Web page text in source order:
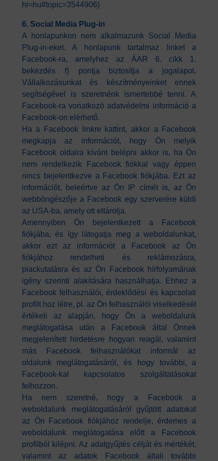
hl=hu#topic=3544906)
6. Social Media Plug-in
A honlapunkon nem alkalmazunk Social Media
Plug-in-eket. A honlapunk tartalmaz linket a
Facebook-ra, amelyhez az ÁAR 6. cikk 1.
bekezdés f) pontja biztosítja a jogalapot.
Vállalkozásunkat és készítményeinket ennek
segítségével is szeretnénk ismertebbé tenni. A
Facebook-ra vonatkozó adatvédelmi információ a
Facebook-on elérhető.
Ha a Facebook linkre kattint, akkor a Facebook
megkapja az információt, hogy Ön melyik
Facebook oldalra kívánt belépni akkor is, ha Ön
nem rendelkezik Facebook fiókkal vagy éppen
nincs bejelentkezve a Facebook fiókjába. Ezt az
információt, beleértve az Ön IP címét is, az Ön
webböngészője a Facebook egy szerverére küldi
az USA-ba, amely ott eltárolja.
Amennyiben Ön bejelentkezett a Facebook
fiókjába, és így látogatja meg a weboldalunkat,
akkor ezt az információt a Facebook az Ön
fiókjához rendelheti és reklámozásra,
piackutatásra és az Ön Facebook hírfolyamának
igény szerinti alakítására használhatja. Ehhez a
Facebook felhasználói, érdeklődési és kapcsolati
profilt hoz létre, pl. az Ön felhasználói viselkedését
értékeli az alapján, hogy Ön a weboldalunk
meglátogatása után a Facebook által Önnek
megjelenített hirdetésre hogyan reagál, valamint
más Facebook felhasználókat informál az
oldalunk meglátogatásáról, és hogy további, a
Facebook-kal kapcsolatos szolgáltatásokat
felhozzon.
Ha nem szeretné, hogy a Facebook a
weboldalunk meglátogatásáról gyűjtött adatokat
az Ön Facebook fiókjához rendelje, érdemes a
weboldalunk meglátogatása előtt a Facebook
profilból kilépni. Az adatgyűjtés célját és mértékét,
valamint az adatok Facebook általi további